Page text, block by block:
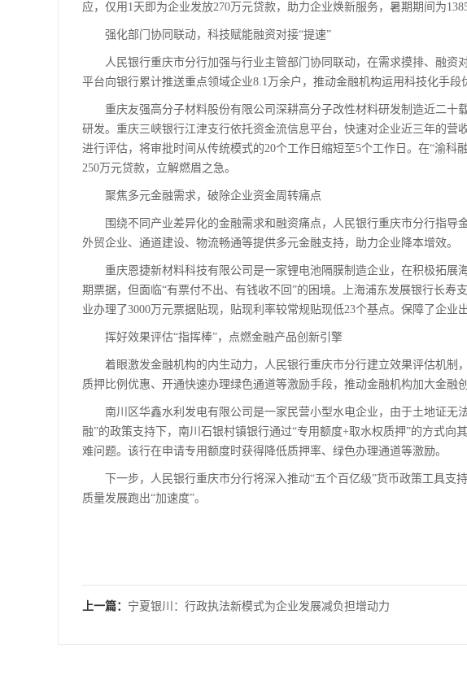
应，仅用1天即为企业发放270万元贷款，助力企业焕新服务，暑期期间为
强化部门协同联动，科技赋能融资对接“提速”
人民银行重庆市分行加强与行业主管部门协同联动，在需求摸排、融资
平台向银行累计推送重点领域企业8.1万余户，推动金融机构运用科技化手段
重庆友强高分子材料股份有限公司深耕高分子改性材料研发制造近二十
研发。重庆三峡银行江津支行依托资金流信息平台，快速对企业近三年的营
进行评估，将审批时间从传统模式的20个工作日缩短至5个工作日。在“渝科
250万元贷款，立解燃眉之急。
聚焦多元金融需求，破除企业资金周转痛点
围绕不同产业差异化的金融需求和融资痛点，人民银行重庆市分行指导
外贸企业、通道建设、物流畅通等提供多元金融支持，助力企业降本增效。
重庆恩捷新材料科技有限公司是一家锂电池隔膜制造企业，在积极拓展
期票据，但面临“有票付不出、有钱收不回”的困境。上海浦东发展银行长寿
业办理了3000万元票据贴现，贴现利率较常规贴现低23个基点。保障了企业
挥好效果评估“指挥棒”，点燃金融产品创新引擎
着眼激发金融机构的内生动力，人民银行重庆市分行建立效果评估机制
质押比例优惠、开通快速办理绿色通道等激励手段，推动金融机构加大金融
南川区华鑫水利发电有限公司是一家民营小型水电企业，由于土地证无
融”的政策支持下，南川石银村镇银行通过“专用额度+取水权质押”的方式向
难问题。该行在申请专用额度时获得降低质押率、绿色办理通道等激励。
下一步，人民银行重庆市分行将深入推动“五个百亿级”货币政策工具支
质量发展跑出“加速度”。
上一篇： 宁夏银川：行政执法新模式为企业发展减负担增动力